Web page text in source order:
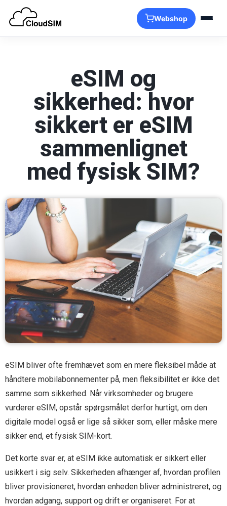
Webshop
eSIM og
sikkerhed: hvor
sikkert er eSIM
sammenlignet
med fysisk SIM?
eSIM bliver ofte fremhævet som en mere fleksibel måde at
håndtere mobilabonnementer på, men fleksibilitet er ikke det
samme som sikkerhed. Når virksomheder og brugere
vurderer eSIM, opstår spørgsmålet derfor hurtigt, om den
digitale model også er lige så sikker som, eller måske mere
sikker end, et fysisk SIM-kort.
Det korte svar er, at eSIM ikke automatisk er sikkert eller
usikkert i sig selv. Sikkerheden afhænger af, hvordan profilen
bliver provisioneret, hvordan enheden bliver administreret, og
hvordan adgang, support og drift er organiseret. For at